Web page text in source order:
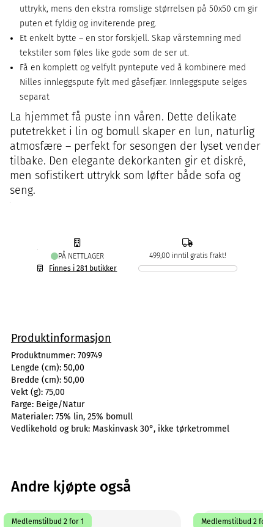
uttrykk, mens den ekstra romslige størrelsen på 50x50 cm gir
puten et fyldig og inviterende preg.
Et enkelt bytte – en stor forskjell. Skap vårstemning med
tekstiler som føles like gode som de ser ut.
Få en komplett og velfylt pyntepute ved å kombinere med
Nilles innleggspute fylt med gåsefjær. Innleggspute selges
separat
La hjemmet få puste inn våren. Dette delikate
putetrekket i lin og bomull skaper en lun, naturlig
atmosfære – perfekt for sesongen der lyset vender
tilbake. Den elegante dekorkanten gir et diskré,
men sofistikert uttrykk som løfter både sofa og
seng.
PÅ NETTLAGER
Finnes i 281 butikker
499,00 inntil gratis frakt!
Produktinformasjon
Produktnummer: 709749
Lengde (cm): 50,00
Bredde (cm): 50,00
Vekt (g): 75,00
Farge: Beige/Natur
Materialer: 75% lin, 25% bomull
Vedlikehold og bruk: Maskinvask 30°, ikke tørketrommel
Andre kjøpte også
Medlemstilbud 2 for 1 Medlemstilbud 2 for 1